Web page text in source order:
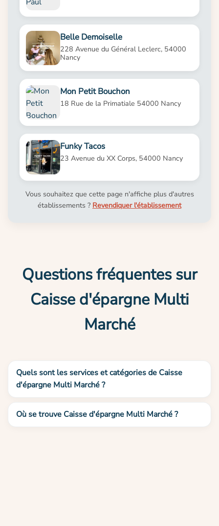
Belle Demoiselle
228 Avenue du Général Leclerc, 54000
Nancy
Mon Petit Bouchon
18 Rue de la Primatiale 54000 Nancy
Funky Tacos
23 Avenue du XX Corps, 54000 Nancy
Vous souhaitez que cette page n'affiche plus d'autres
établissements ? Revendiquer l'établissement
Questions fréquentes sur
Caisse d'épargne Multi
Marché
Quels sont les services et catégories de Caisse
d'épargne Multi Marché ?
Où se trouve Caisse d'épargne Multi Marché ?